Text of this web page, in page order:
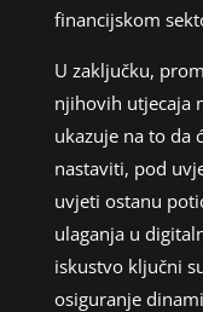
financijskom
U zaključku,
njihovih utjecaja
ukazuje na to da
nastaviti, pod
uvjeti ostanu
ulaganja u
iskustvo ključni
osiguranje